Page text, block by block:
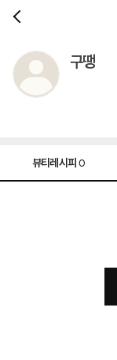
구땡
뷰티레시피 0